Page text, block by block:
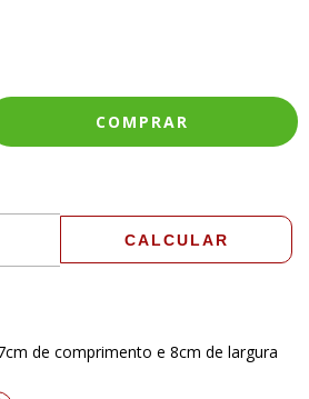
CALCULAR
de comprimento e 8cm de largura